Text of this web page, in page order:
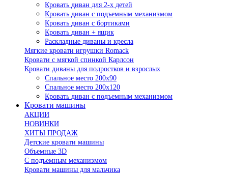
Кровать диван для 2-х детей
Кровать диван с подъемным механизмом
Кровать диван с бортиками
Кровать диван + ящик
Раскладные диваны и кресла
Мягкие кровати игрушки Romack
Кровати с мягкой спинкой Карлсон
Кровати диваны для подростков и взрослых
Спальное место 200х90
Спальное место 200х120
Кровать диван с подъемным механизмом
Кровати машины
АКЦИИ
НОВИНКИ
ХИТЫ ПРОДАЖ
Детские кровати машины
Объемные 3D
С подъемным механизмом
Кровати машины для мальчика